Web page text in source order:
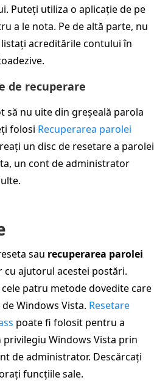
Puteți utiliza o aplicație de pe
a le nota. Pe de altă parte, nu
acreditările contului în
de recuperare
să nu uite din greșeală parola
folosi Recuperarea parolei
un disc de resetare a parolei
un cont de administrator
sau recuperarea parolei
cu ajutorul acestei postări.
patru metode dovedite care
Windows Vista. Resetare
poate fi folosit pentru a
privilegiu Windows Vista prin
de administrator. Descărcați
funcțiile sale.